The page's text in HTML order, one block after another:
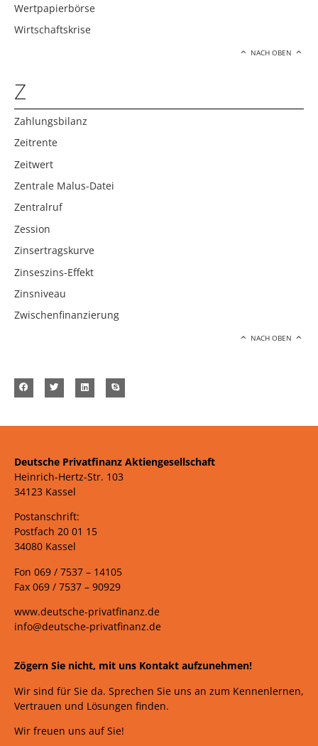
Wertpapierbörse
Wirtschaftskrise
NACH OBEN
Z
Zahlungsbilanz
Zeitrente
Zeitwert
Zentrale Malus-Datei
Zentralruf
Zession
Zinsertragskurve
Zinseszins-Effekt
Zinsniveau
Zwischenfinanzierung
NACH OBEN
Deutsche Privatfinanz Aktiengesellschaft
Heinrich-Hertz-Str. 103
34123 Kassel
Postanschrift:
Postfach 20 01 15
34080 Kassel
Fon 069 / 7537 – 14105
Fax 069 / 7537 – 90929
www.deutsche-privatfinanz.de
info@deutsche-privatfinanz.de
Zögern Sie nicht, mit uns Kontakt aufzunehmen!
Wir sind für Sie da. Sprechen Sie uns an zum Kennenlernen,
Vertrauen und Lösungen finden.
Wir freuen uns auf Sie!